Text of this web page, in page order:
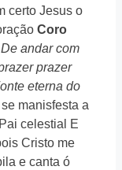
certo Jesus o
Coro
De andar com
prazer
eterna do
manisfesta a
celestial E
Cristo me
e canta ó